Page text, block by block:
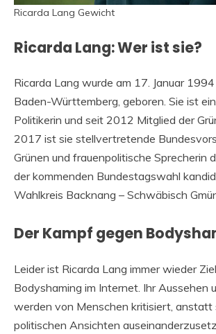
Ricarda Lang Gewicht
Ricarda Lang: Wer ist sie?
Ricarda Lang wurde am 17. Januar
Baden-Württemberg, geboren. Sie ist
Politikerin und seit 2012 Mitglied der
2017 ist sie stellvertretende
Grünen und frauenpolitische Sprecherin
der kommenden Bundestagswahl
Wahlkreis Backnang – Schwäbisch
Der Kampf gegen
Leider ist Ricarda Lang immer wieder
Bodyshaming im Internet. Ihr Aussehen
werden von Menschen kritisiert, anstatt
politischen Ansichten